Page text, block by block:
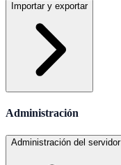
Importar y exportar
Administración
Administración del servidor